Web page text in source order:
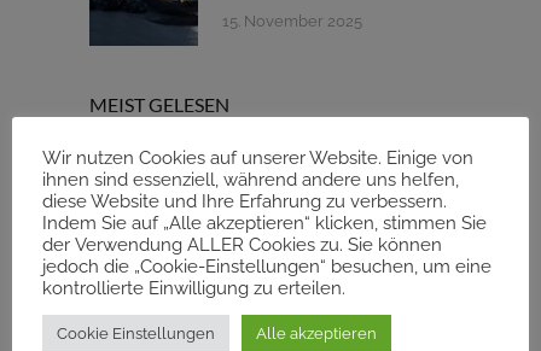
15. November 2025
MEIST GELESEN
Die Natur ist nur eine
Leihgabe
4970 views
Liebherr R 920 Compakt
Wir nutzen Cookies auf unserer Website. Einige von
ihnen sind essenziell, während andere uns helfen,
diese Website und Ihre Erfahrung zu verbessern.
Indem Sie auf „Alle akzeptieren“ klicken, stimmen Sie
der Verwendung ALLER Cookies zu. Sie können
jedoch die „Cookie-Einstellungen“ besuchen, um eine
kontrollierte Einwilligung zu erteilen.
Cookie Einstellungen Alle akzeptieren